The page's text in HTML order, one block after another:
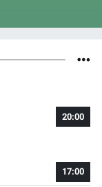
20:00
17:00